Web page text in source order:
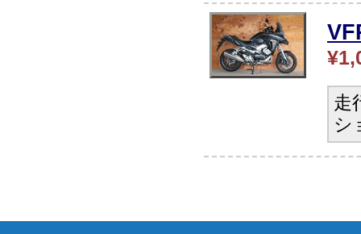
走
シ